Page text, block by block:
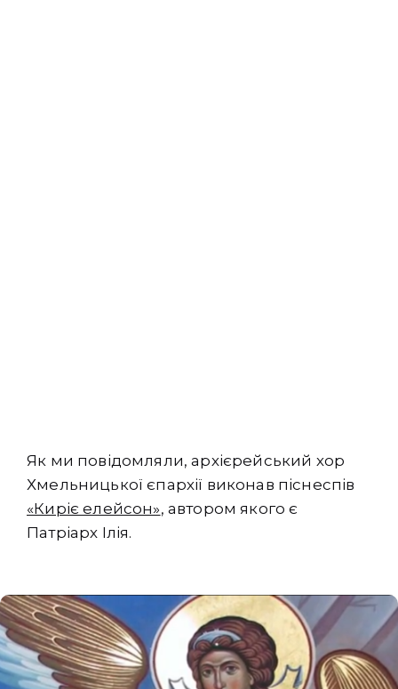
Як ми повідомляли, архієрейський хор
Хмельницької єпархії виконав піснеспів
«Киріє елейсон», автором якого є
Патріарх Ілія.